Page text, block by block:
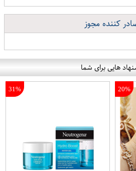
کننده مجوز
هایی برای شما
20%
31%